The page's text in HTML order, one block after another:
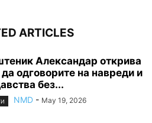
ARTICLES
Александар открива
да одговорите на навреди и
без...
NMD - May 19, 2026